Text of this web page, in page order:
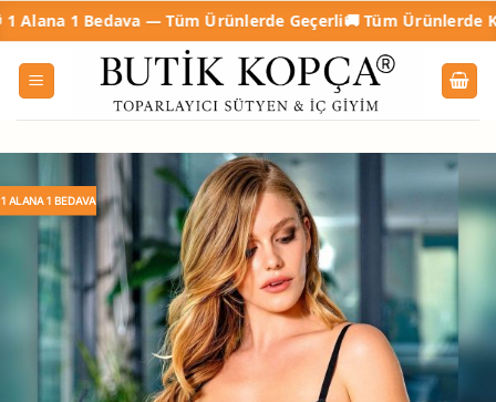
İçeriğe
atla
— Tüm Ürünlerde Geçerli🚚 Tüm Ürünlerde Kargo
1 ALANA 1 BEDAVA